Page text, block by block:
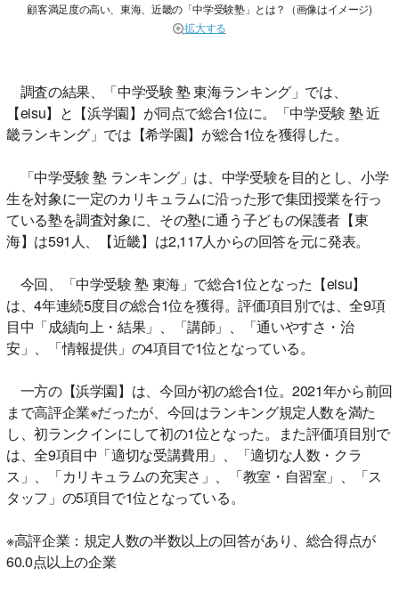
顧客満足度の高い、東海、近畿の「中学受験塾」とは？（画像はイメージ)
拡大する
調査の結果、「中学受験 塾 東海ランキング」では、
【eisu】と【浜学園】が同点で総合1位に。「中学受験 塾 近
畿ランキング」では【希学園】が総合1位を獲得した。
「中学受験 塾 ランキング」は、中学受験を目的とし、小学
生を対象に一定のカリキュラムに沿った形で集団授業を行っ
ている塾を調査対象に、その塾に通う子どもの保護者【東
海】は591人、【近畿】は2,117人からの回答を元に発表。
今回、「中学受験 塾 東海」で総合1位となった【eisu】
は、4年連続5度目の総合1位を獲得。評価項目別では、全9項
目中「成績向上・結果」、「講師」、「通いやすさ・治
安」、「情報提供」の4項目で1位となっている。
一方の【浜学園】は、今回が初の総合1位。2021年から前回
まで高評企業※だったが、今回はランキング規定人数を満た
し、初ランクインにして初の1位となった。また評価項目別で
は、全9項目中「適切な受講費用」、「適切な人数・クラ
ス」、「カリキュラムの充実さ」、「教室・自習室」、「ス
タッフ」の5項目で1位となっている。
※高評企業：規定人数の半数以上の回答があり、総合得点が
60.0点以上の企業